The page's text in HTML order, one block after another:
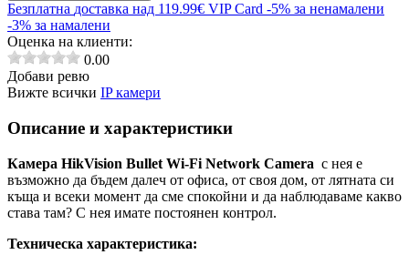
Безплатна доставка над 119.99€ VIP Card -5% за ненамалени
-3% за намалени
Оценка на клиенти:
0.00
Добави ревю
Вижте всички IP камери
Описание и характеристики
Камера HikVision Bullet Wi-Fi Network Camera с нея е
възможно да бъдем далеч от офиса, от своя дом, от лятната си
къща и всеки момент да сме спокойни и да наблюдаваме какво
става там? С нея имате постоянен контрол.
Техническа характеристика: